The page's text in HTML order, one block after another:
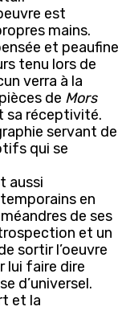
est
mains.
et peaufine
tenu lors de
verra à la
de Mors
sa réceptivité.
servant de
qui se
aussi
en
de ses
et un
sortir l’oeuvre
lui faire dire
d’universel.
et la